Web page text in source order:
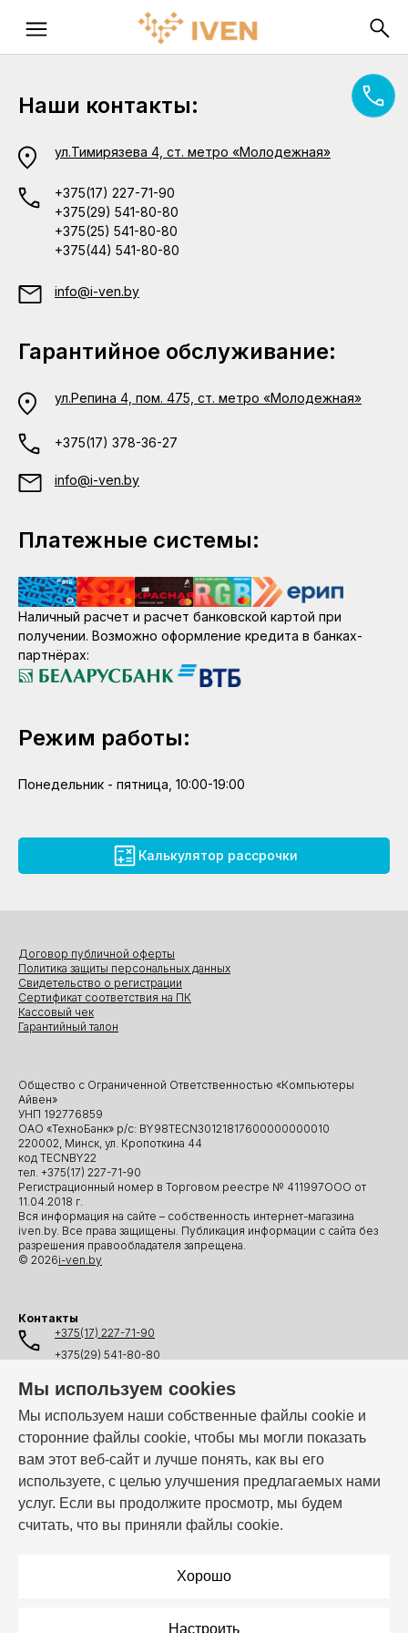
Мы используем cookies
Мы используем наши собственные файлы cookie и
сторонние файлы cookie, чтобы мы могли показать
вам этот веб-сайт и лучше понять, как вы его
используете, с целью улучшения предлагаемых нами
услуг. Если вы продолжите просмотр, мы будем
считать, что вы приняли файлы cookie.
Хорошо
Настроить
Наши контакты:
ул.Тимирязева 4, ст. метро «Молодежная»
+375(17) 227-71-90
+375(29) 541-80-80
+375(25) 541-80-80
+375(44) 541-80-80
info@i-ven.by
Гарантийное обслуживание:
ул.Репина 4, пом. 475, ст. метро «Молодежная»
+375(17) 378-36-27
info@i-ven.by
Платежные системы:
Наличный расчет и расчет банковской картой при
получении. Возможно оформление кредита в банках-
партнёрах:
Режим работы:
Понедельник - пятница, 10:00-19:00
Калькулятор рассрочки
Общество с Ограниченной Ответственностью «Компьютеры
Айвен»
УНП 192776859
ОАО «ТехноБанк» р/с: BY98TECN30121817600000000010
220002, Минск, ул. Кропоткина 44
код TECNBY22
тел. +375(17) 227-71-90
Регистрационный номер в Торговом реестре № 411997ООО от
11.04.2018 г.
Вся информация на сайте – собственность интернет-магазина
iven.by. Все права защищены. Публикация информации с сайта без
разрешения правообладателя запрещена.
© 2026i-ven.by
Договор публичной оферты
Политика защиты персональных данных
Свидетельство о регистрации
Сертификат соответствия на ПК
Кассовый чек
Гарантийный талон
Контакты
+375(17) 227-71-90
+375(29) 541-80-80
+375(44) 541-80-80
info@i-ven.by
Мы в мессенджерах:
Режим работы: Пн–Пт: 10:00 – 19:00